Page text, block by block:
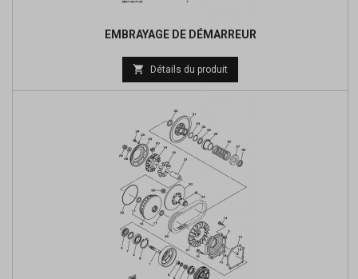
EMBRAYAGE DE DÉMARREUR
Prix
de
 Détails du produit